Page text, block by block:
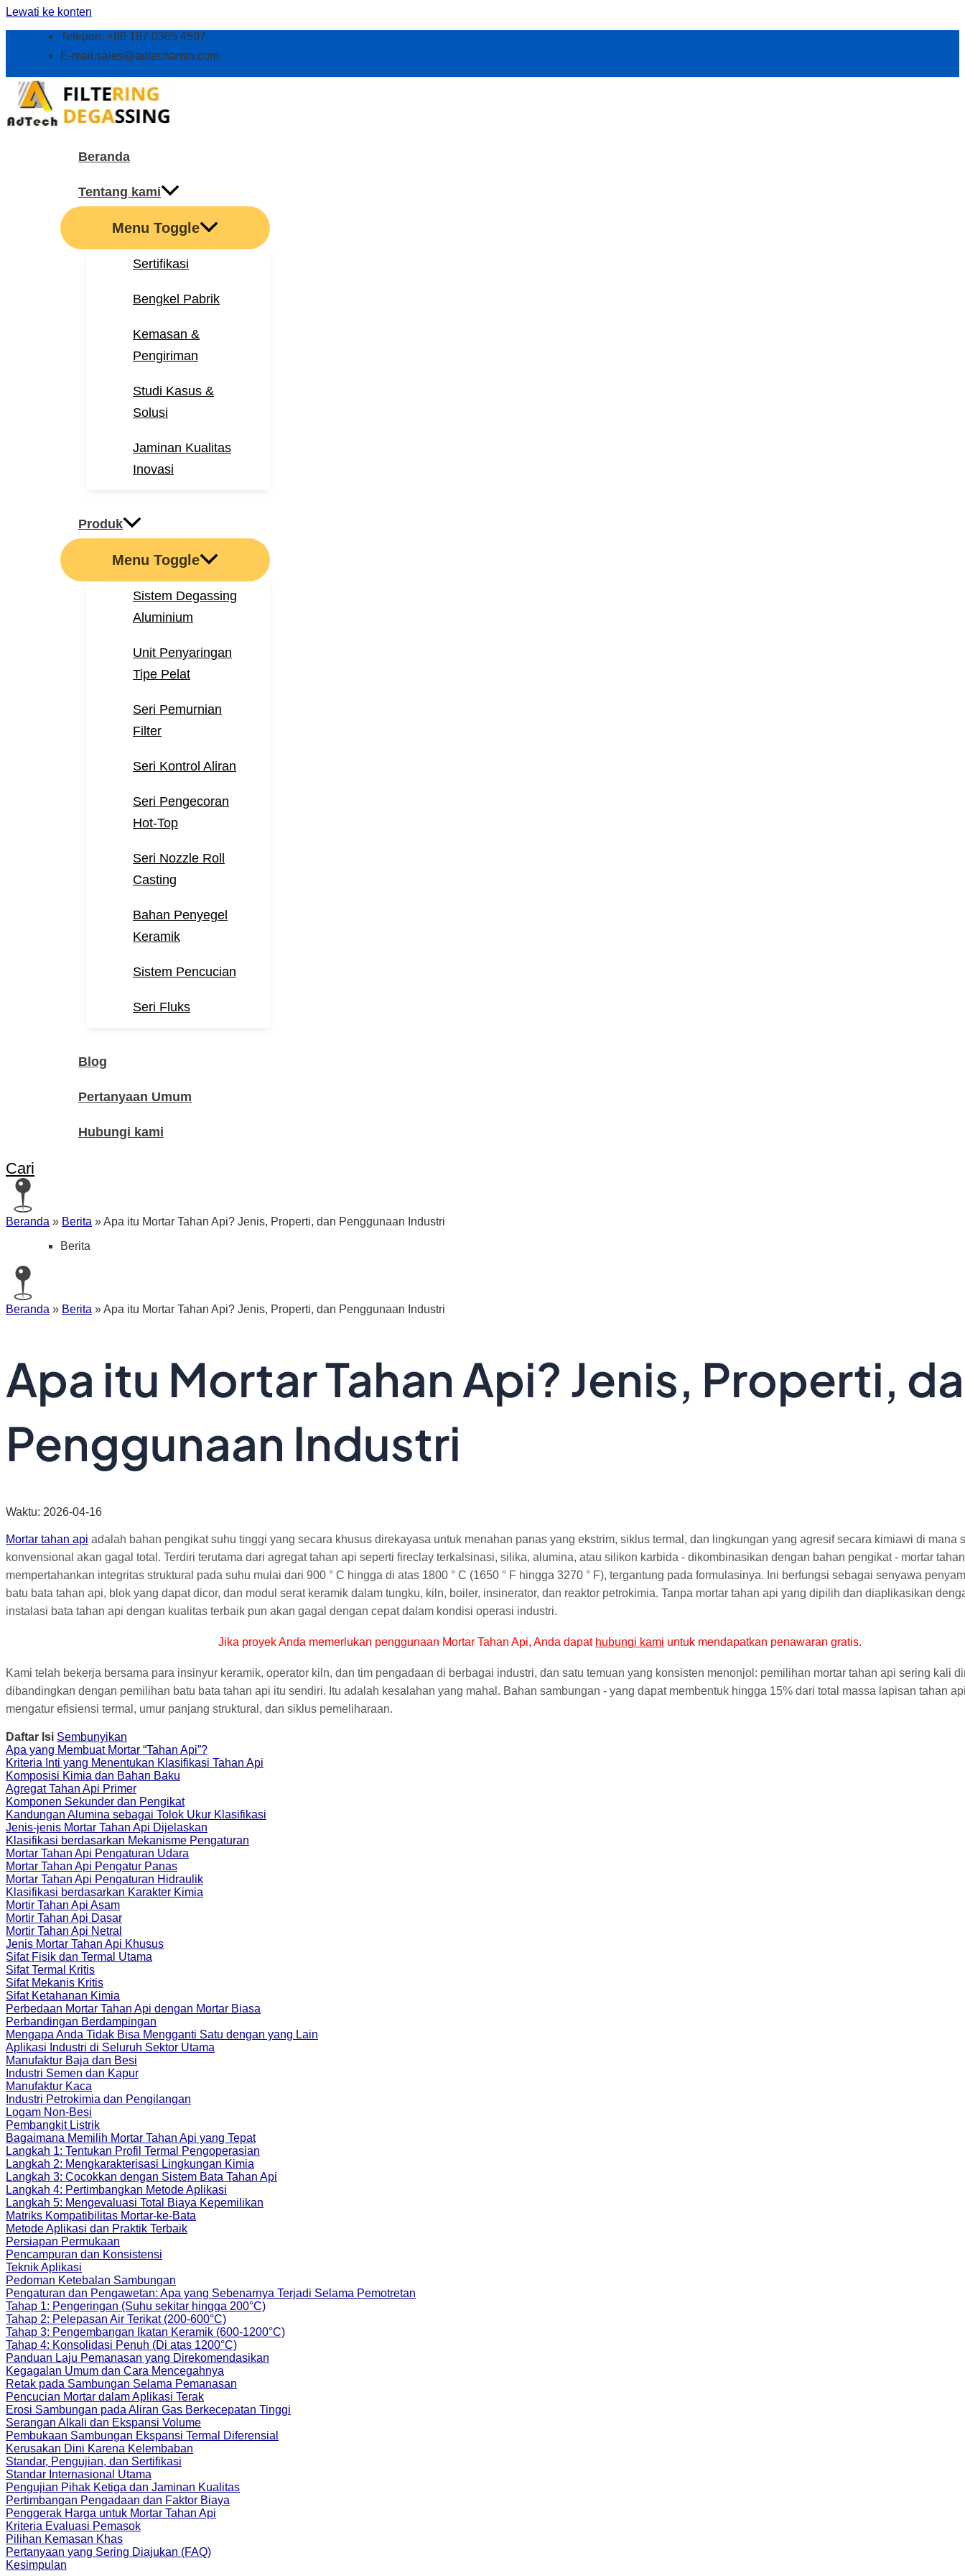
Lewati ke konten
Telepon: +86 187 0365 4597
E-mail:sales@adtechamm.com
Beranda
Tentang kami
Menu Toggle
Sertifikasi
Bengkel Pabrik
Kemasan &
Pengiriman
Studi Kasus &
Solusi
Jaminan Kualitas
Inovasi
Produk
Menu Toggle
Sistem Degassing
Aluminium
Unit Penyaringan
Tipe Pelat
Seri Pemurnian
Filter
Seri Kontrol Aliran
Seri Pengecoran
Hot-Top
Seri Nozzle Roll
Casting
Bahan Penyegel
Keramik
Sistem Pencucian
Seri Fluks
Blog
Pertanyaan Umum
Hubungi kami
Cari
Beranda » Berita »Apa itu Mortar Tahan Api? Jenis, Properti, dan Penggunaan Industri
Berita
Beranda » Berita »Apa itu Mortar Tahan Api? Jenis, Properti, dan Penggunaan Industri
Apa itu Mortar Tahan Api? Jenis, Properti,
Penggunaan Industri
Waktu: 2026-04-16
Mortar tahan api adalah bahan pengikat suhu tinggi yang secara khusus direkayasa untuk menahan panas yang ekstrim, siklus termal, dan lingkungan yang agresif secara kimiawi di mana
konvensional akan gagal total. Terdiri terutama dari agregat tahan api seperti fireclay terkalsinasi, silika, alumina, atau silikon karbida - dikombinasikan dengan bahan pengikat - mortar
mempertahankan integritas struktural pada suhu mulai dari 900 ° C hingga di atas 1800 ° C (1650 ° F hingga 3270 ° F), tergantung pada formulasinya. Ini berfungsi sebagai senyawa
batu bata tahan api, blok yang dapat dicor, dan modul serat keramik dalam tungku, kiln, boiler, insinerator, dan reaktor petrokimia. Tanpa mortar tahan api yang dipilih dan diaplikasikan
instalasi bata tahan api dengan kualitas terbaik pun akan gagal dengan cepat dalam kondisi operasi industri.
Jika proyek Anda memerlukan penggunaan Mortar Tahan Api, Anda dapat hubungi kami untuk mendapatkan penawaran gratis.
Kami telah bekerja bersama para insinyur keramik, operator kiln, dan tim pengadaan di berbagai industri, dan satu temuan yang konsisten menonjol: pemilihan mortar tahan api sering kali
dibandingkan dengan pemilihan batu bata tahan api itu sendiri. Itu adalah kesalahan yang mahal. Bahan sambungan - yang dapat membentuk hingga 15% dari total massa lapisan tahan
mengatur efisiensi termal, umur panjang struktural, dan siklus pemeliharaan.
Daftar Isi Sembunyikan
Apa yang Membuat Mortar “Tahan Api”?
Kriteria Inti yang Menentukan Klasifikasi Tahan Api
Komposisi Kimia dan Bahan Baku
Agregat Tahan Api Primer
Komponen Sekunder dan Pengikat
Kandungan Alumina sebagai Tolok Ukur Klasifikasi
Jenis-jenis Mortar Tahan Api Dijelaskan
Klasifikasi berdasarkan Mekanisme Pengaturan
Mortar Tahan Api Pengaturan Udara
Mortar Tahan Api Pengatur Panas
Mortar Tahan Api Pengaturan Hidraulik
Klasifikasi berdasarkan Karakter Kimia
Mortir Tahan Api Asam
Mortir Tahan Api Dasar
Mortir Tahan Api Netral
Jenis Mortar Tahan Api Khusus
Sifat Fisik dan Termal Utama
Sifat Termal Kritis
Sifat Mekanis Kritis
Sifat Ketahanan Kimia
Perbedaan Mortar Tahan Api dengan Mortar Biasa
Perbandingan Berdampingan
Mengapa Anda Tidak Bisa Mengganti Satu dengan yang Lain
Aplikasi Industri di Seluruh Sektor Utama
Manufaktur Baja dan Besi
Industri Semen dan Kapur
Manufaktur Kaca
Industri Petrokimia dan Pengilangan
Logam Non-Besi
Pembangkit Listrik
Bagaimana Memilih Mortar Tahan Api yang Tepat
Langkah 1: Tentukan Profil Termal Pengoperasian
Langkah 2: Mengkarakterisasi Lingkungan Kimia
Langkah 3: Cocokkan dengan Sistem Bata Tahan Api
Langkah 4: Pertimbangkan Metode Aplikasi
Langkah 5: Mengevaluasi Total Biaya Kepemilikan
Matriks Kompatibilitas Mortar-ke-Bata
Metode Aplikasi dan Praktik Terbaik
Persiapan Permukaan
Pencampuran dan Konsistensi
Teknik Aplikasi
Pedoman Ketebalan Sambungan
Pengaturan dan Pengawetan: Apa yang Sebenarnya Terjadi Selama Pemotretan
Tahap 1: Pengeringan (Suhu sekitar hingga 200°C)
Tahap 2: Pelepasan Air Terikat (200-600°C)
Tahap 3: Pengembangan Ikatan Keramik (600-1200°C)
Tahap 4: Konsolidasi Penuh (Di atas 1200°C)
Panduan Laju Pemanasan yang Direkomendasikan
Kegagalan Umum dan Cara Mencegahnya
Retak pada Sambungan Selama Pemanasan
Pencucian Mortar dalam Aplikasi Terak
Erosi Sambungan pada Aliran Gas Berkecepatan Tinggi
Serangan Alkali dan Ekspansi Volume
Pembukaan Sambungan Ekspansi Termal Diferensial
Kerusakan Dini Karena Kelembaban
Standar, Pengujian, dan Sertifikasi
Standar Internasional Utama
Pengujian Pihak Ketiga dan Jaminan Kualitas
Pertimbangan Pengadaan dan Faktor Biaya
Penggerak Harga untuk Mortar Tahan Api
Kriteria Evaluasi Pemasok
Pilihan Kemasan Khas
Pertanyaan yang Sering Diajukan (FAQ)
Kesimpulan